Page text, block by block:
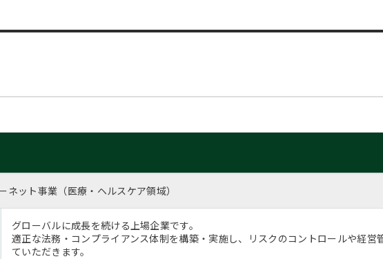
ット事業（医療・ヘルスケア領域）
グローバルに成長を続ける上場企業です。
適正な法務・コンプライアンス体制を構築・実施し、リスクのコントロールや経
ていただきます。